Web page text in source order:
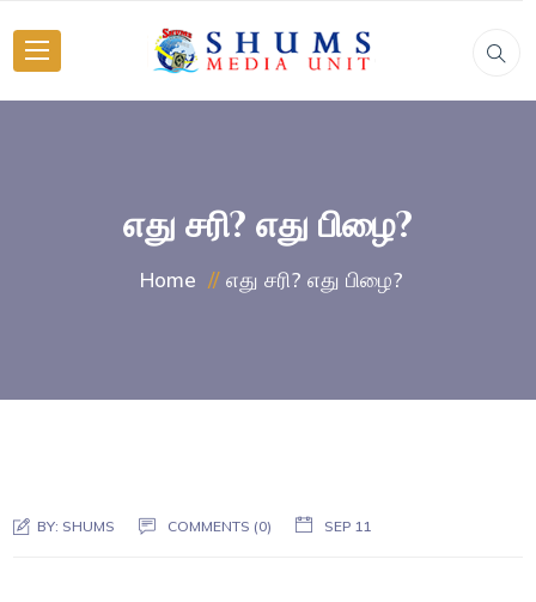
எது சரி? எது பிழை?
Home எது சரி? எது பிழை?
BY: SHUMS COMMENTS (0) SEP 11